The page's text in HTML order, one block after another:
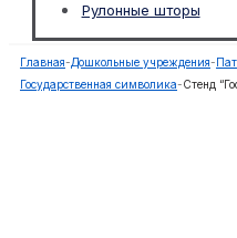
Рулонные шторы
Главная-Дошкольные учреждения-
Государственная символика-Стенд